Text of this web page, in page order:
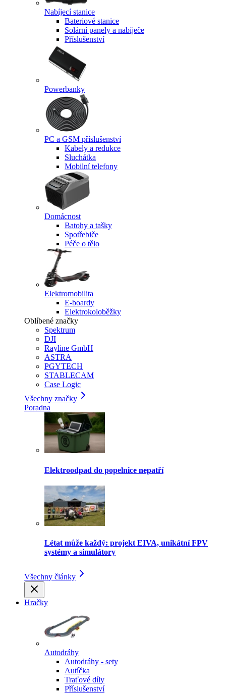
Nabíjecí stanice
Bateriové stanice
Solární panely a nabíječe
Příslušenství
Powerbanky
PC a GSM příslušenství
Kabely a redukce
Sluchátka
Mobilní telefony
Domácnost
Batohy a tašky
Spotřebiče
Péče o tělo
Elektromobilita
E-boardy
Elektrokoloběžky
Oblíbené značky
Spektrum
DJI
Rayline GmbH
ASTRA
PGYTECH
STABLECAM
Case Logic
Všechny značky
Poradna
Elektroodpad do popelnice nepatří
Létat může každý: projekt EIVA, unikátní FPV
systémy a simulátory
Všechny články
Hračky
Autodráhy
Autodráhy - sety
Autíčka
Traťové díly
Příslušenství